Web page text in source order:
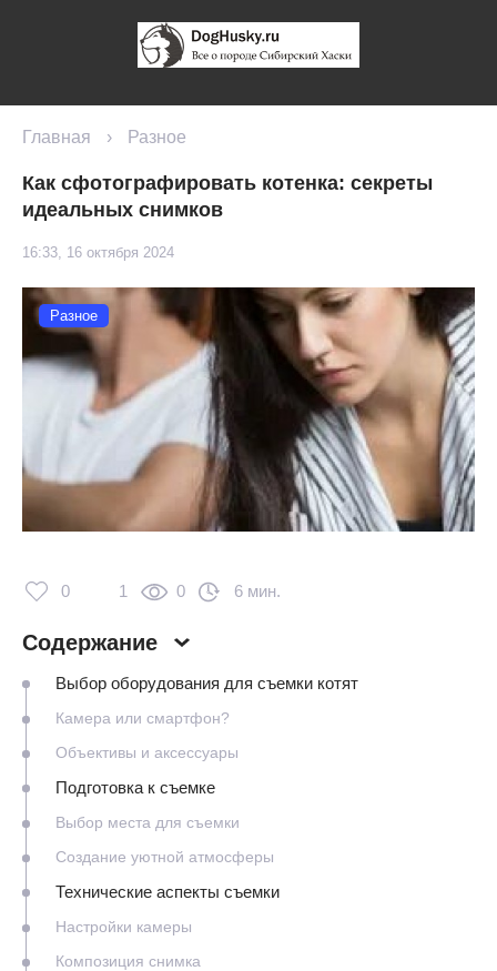
Главная › Разное
Как сфотографировать котенка: секреты
идеальных снимков
16:33, 16 октября 2024
Разное
0 1 0 6 мин.
Содержание
Выбор оборудования для съемки котят
Камера или смартфон?
Объективы и аксессуары
Подготовка к съемке
Выбор места для съемки
Создание уютной атмосферы
Технические аспекты съемки
Настройки камеры
Композиция снимка